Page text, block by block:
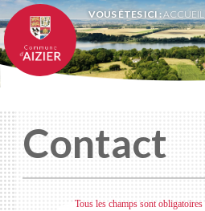
VOUS ÊTES ICI :ACCUEIL
Contact
Tous les champs sont obligatoires